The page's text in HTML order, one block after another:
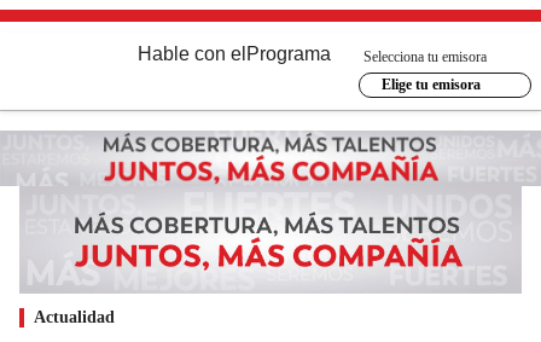
Hable con el Programa
Selecciona tu emisora
Elige tu emisora
Actualidad